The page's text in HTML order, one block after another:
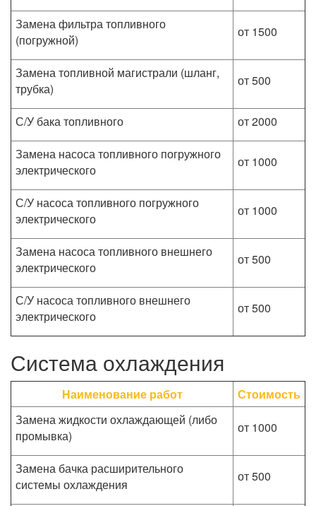
Замена фильтра топливного
(погружной)
от 1500
Замена топливной магистрали (шланг,
трубка)
от 500
С/У бака топливного
от 2000
Замена насоса топливного погружного
электрического
от 1000
С/У насоса топливного погружного
электрического
от 1000
Замена насоса топливного внешнего
электрического
от 500
С/У насоса топливного внешнего
электрического
от 500
Система охлаждения
Наименование работ
Стоимость
Замена жидкости охлаждающей (либо
промывка)
от 1000
Замена бачка расширительного
системы охлаждения
от 500